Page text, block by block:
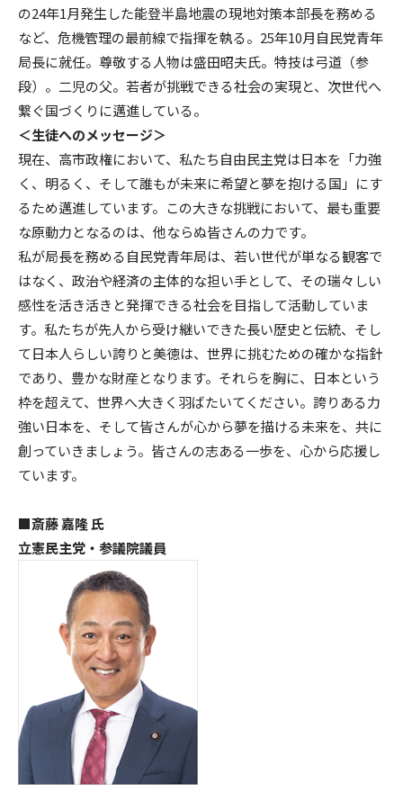
の24年1月発生した能登半島地震の現地対策本部長を務める
など、危機管理の最前線で指揮を執る。25年10月自民党青年
局長に就任。尊敬する人物は盛田昭夫氏。特技は弓道（参
段）。二児の父。若者が挑戦できる社会の実現と、次世代へ
繋ぐ国づくりに邁進している。
＜生徒へのメッセージ＞
現在、高市政権において、私たち自由民主党は日本を「力強
く、明るく、そして誰もが未来に希望と夢を抱ける国」にす
るため邁進しています。この大きな挑戦において、最も重要
な原動力となるのは、他ならぬ皆さんの力です。
私が局長を務める自民党青年局は、若い世代が単なる観客で
はなく、政治や経済の主体的な担い手として、その瑞々しい
感性を活き活きと発揮できる社会を目指して活動していま
す。私たちが先人から受け継いできた長い歴史と伝統、そし
て日本人らしい誇りと美徳は、世界に挑むための確かな指針
であり、豊かな財産となります。それらを胸に、日本という
枠を超えて、世界へ大きく羽ばたいてください。誇りある力
強い日本を、そして皆さんが心から夢を描ける未来を、共に
創っていきましょう。皆さんの志ある一歩を、心から応援し
ています。
■斎藤 嘉隆 氏
立憲民主党・参議院議員